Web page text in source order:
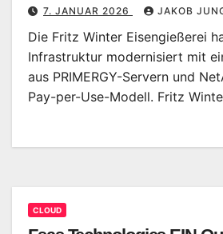
7. JANUAR 2026 JAKOB
Die Fritz Winter Eisengießerei
Infrastruktur modernisiert mit
aus PRIMERGY-Servern und
Pay-per-Use-Modell. Fritz
CLOUD